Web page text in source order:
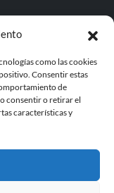
como las cookies
Consentir estas
de
consentir o retirar el
características y